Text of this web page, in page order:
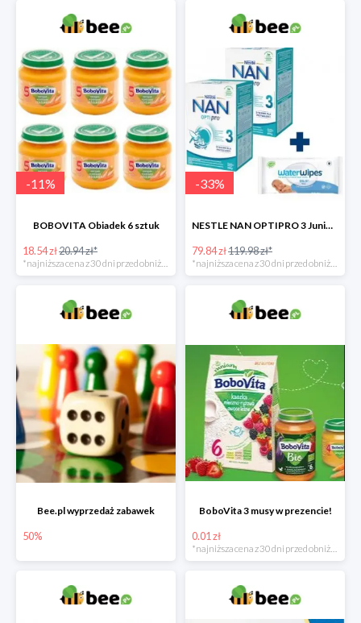
-11%
BOBOVITA Obiadek 6 sztuk
18.54 zł20.94 zł*
-33%
NESTLE NAN OPTIPRO 3 Junior + Waterwipes Chusteczki nawilżane gratis
79.84 zł119.98 zł*
Bee.pl wyprzedaż zabawek
50%
BoboVita 3 musy w prezencie!
0.01 zł
*najniższa cena z 30 dni przed obniżką